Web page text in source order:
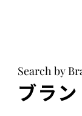
Search by
ブラ